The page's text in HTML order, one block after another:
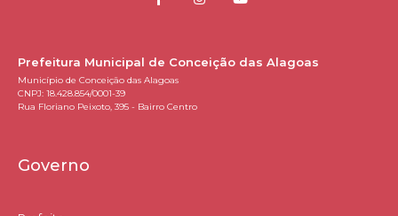
Prefeitura Municipal de Conceição das Alagoas
Município de Conceição das Alagoas
CNPJ: 18.428.854/0001-39
Rua Floriano Peixoto, 395 - Bairro Centro
Governo